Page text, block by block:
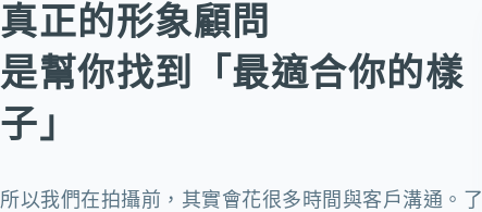
真正的形象顧問
是幫你找到「最適合你的樣
子」
所以我們在拍攝前，其實會花很多時間與客戶溝通。了